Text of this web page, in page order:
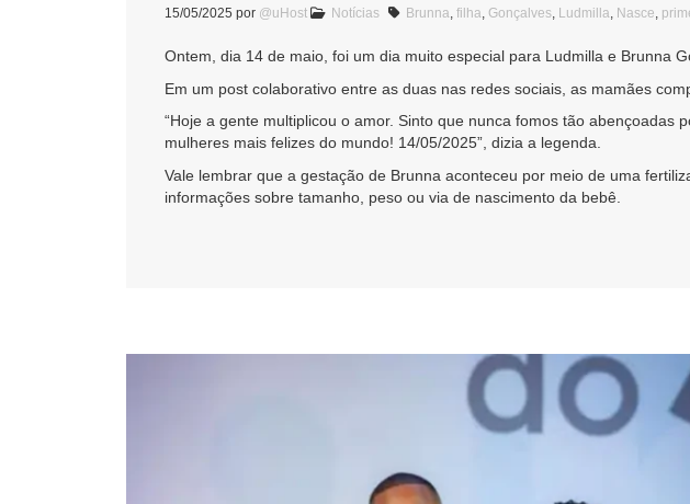
15/05/2025 por @uHost Notícias Brunna, filha, Gonçalves, Ludmilla, Nasce,
Ontem, dia 14 de maio, foi um dia muito especial para Ludmilla e Brunna
Em um post colaborativo entre as duas nas redes sociais, as mamães
“Hoje a gente multiplicou o amor. Sinto que nunca fomos tão
mulheres mais felizes do mundo! 14/05/2025”, dizia a legenda.
Vale lembrar que a gestação de Brunna aconteceu por meio de uma
informações sobre tamanho, peso ou via de nascimento da bebê.